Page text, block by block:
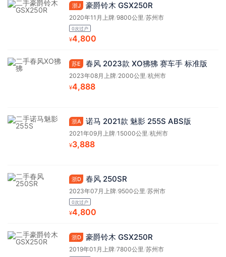
浙J 豪爵铃木 GSX250R
2020年11月上牌/9800公里/苏州市
0次过户
¥4,800
苏E 春风 2023款 XO狒狒 赛车手 标准版
2023年08月上牌/2000公里/杭州市
¥4,888
浙A 诺马 2021款 魅影 255S ABS版
2021年09月上牌/15000公里/杭州市
¥3,888
浙D 春风 250SR
2023年07月上牌/9500公里/苏州市
0次过户
¥4,800
浙D 豪爵铃木 GSX250R
2019年01月上牌/7800公里/苏州市